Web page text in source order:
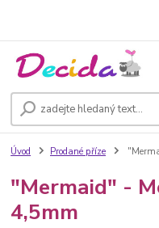
Úvod Prodané příze
"Mermaid" -
4,5mm